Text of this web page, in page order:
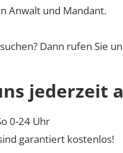
Anwalt und Mandant.
Dann rufen Sie
jederzeit
0-24 Uhr
garantiert kostenlos!